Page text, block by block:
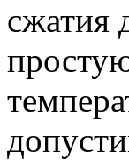
сжатия